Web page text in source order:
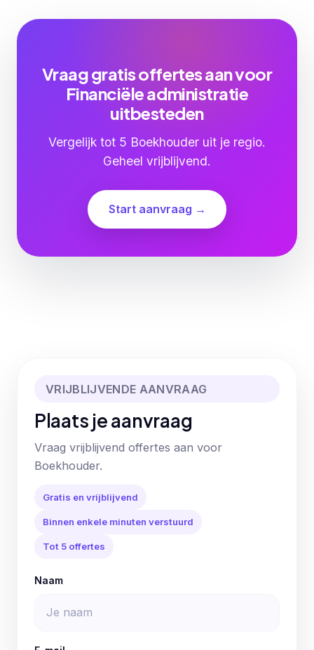
Vraag gratis offertes aan voor
Financiële administratie
uitbesteden
Vergelijk tot 5 Boekhouder uit je regio.
Geheel vrijblijvend.
Start aanvraag →
VRIJBLIJVENDE AANVRAAG
Plaats je aanvraag
Vraag vrijblijvend offertes aan voor
Boekhouder.
Gratis en vrijblijvend
Binnen enkele minuten verstuurd
Tot 5 offertes
Naam